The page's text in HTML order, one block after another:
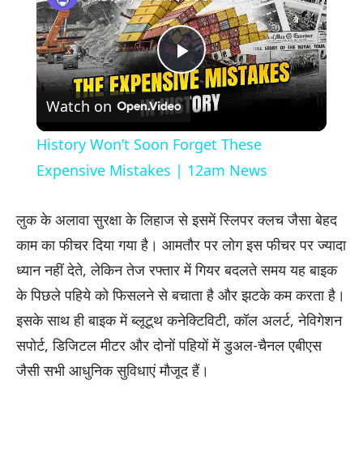
Play
Video
Watch on
History Won’t Soon Forget These
Expensive Mistakes | 12am News
लुक के अलावा सुरक्षा के लिहाज से इसमें स्लिपर क्लच जैसा बेहद
काम का फीचर दिया गया है। आमतौर पर लोग इस फीचर पर ज्यादा
ध्यान नहीं देते, लेकिन तेज रफ्तार में गियर बदलते समय यह बाइक
के पिछले पहिये को फिसलने से बचाता है और झटके कम करता है।
इसके साथ ही बाइक में ब्लूटूथ कनेक्टिविटी, कॉल अलर्ट, नेविगेशन
सपोर्ट, डिजिटल मीटर और दोनों पहियों में डुअल-चैनल एबीएस
जैसी सभी आधुनिक सुविधाएं मौजूद हैं।